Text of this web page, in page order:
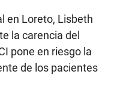
en Loreto, Lisbeth
la carencia del
pone en riesgo la
de los pacientes